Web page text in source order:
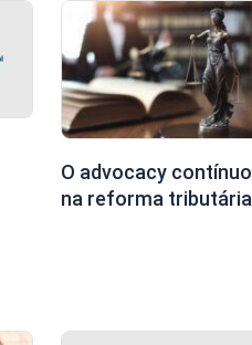
O advocacy contínuo
na reforma tributária